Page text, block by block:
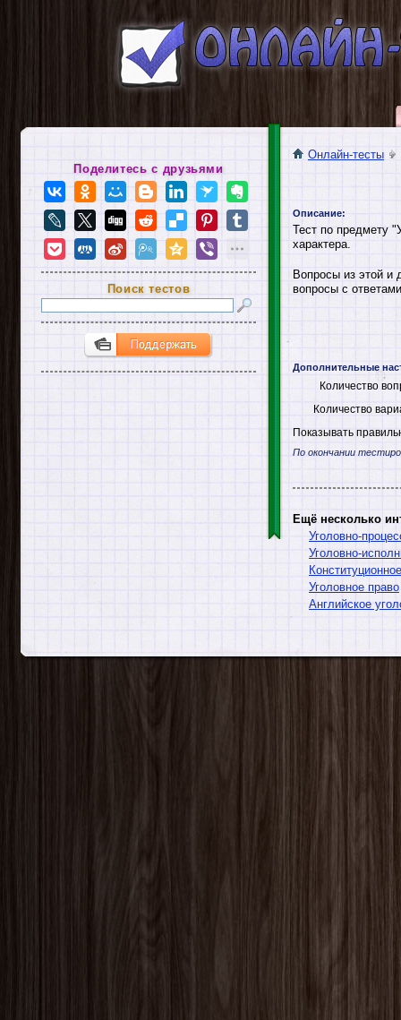
Онлайн-тесты
Описание:
Тест по предмету
характера.
Вопросы из этой и
вопросы с
Дополнительные
Количество
Количество
Показывать
По окончании
Ещё несколько
Уголовно-
Уголовно-
Уголовное право
Английское
Поделитесь с друзьями
Поиск тестов